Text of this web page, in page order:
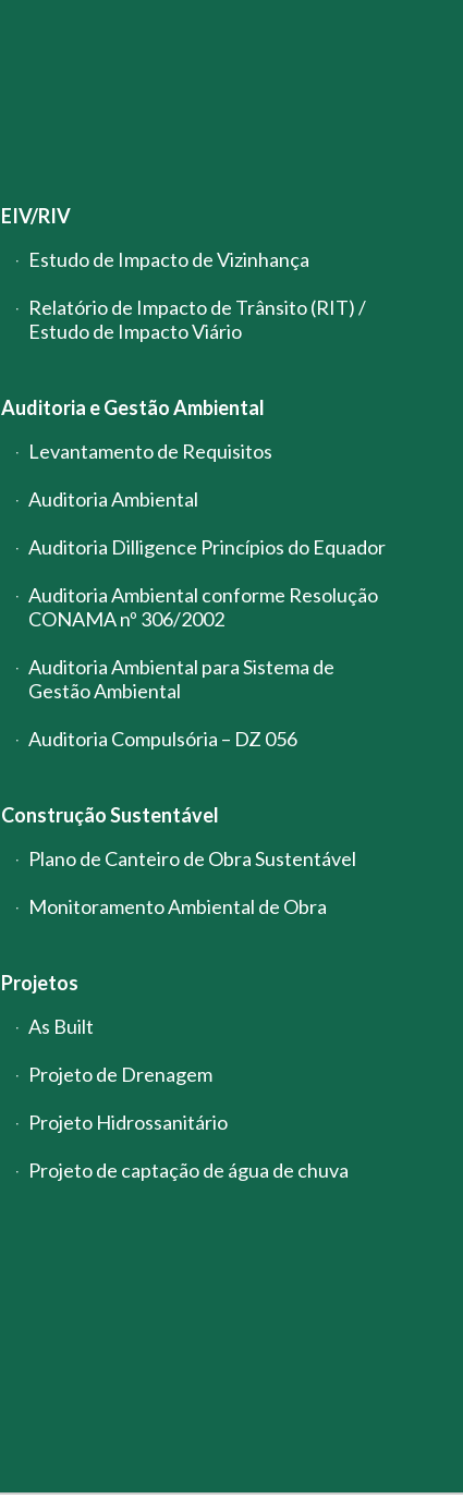
EIV/RIV
Estudo de Impacto de Vizinhança
Relatório de Impacto de Trânsito (RIT) /
Estudo de Impacto Viário
Auditoria e Gestão Ambiental
Levantamento de Requisitos
Auditoria Ambiental
Auditoria Dilligence Princípios do Equador
Auditoria Ambiental conforme Resolução
CONAMA nº 306/2002
Auditoria Ambiental para Sistema de
Gestão Ambiental
Auditoria Compulsória – DZ 056
Construção Sustentável
Plano de Canteiro de Obra Sustentável
Monitoramento Ambiental de Obra
Projetos
As Built
Projeto de Drenagem
Projeto Hidrossanitário
Projeto de captação de água de chuva